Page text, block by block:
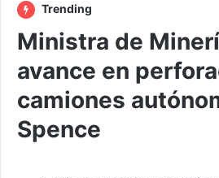
Trending
Ministra de
avance en
camiones
Spence